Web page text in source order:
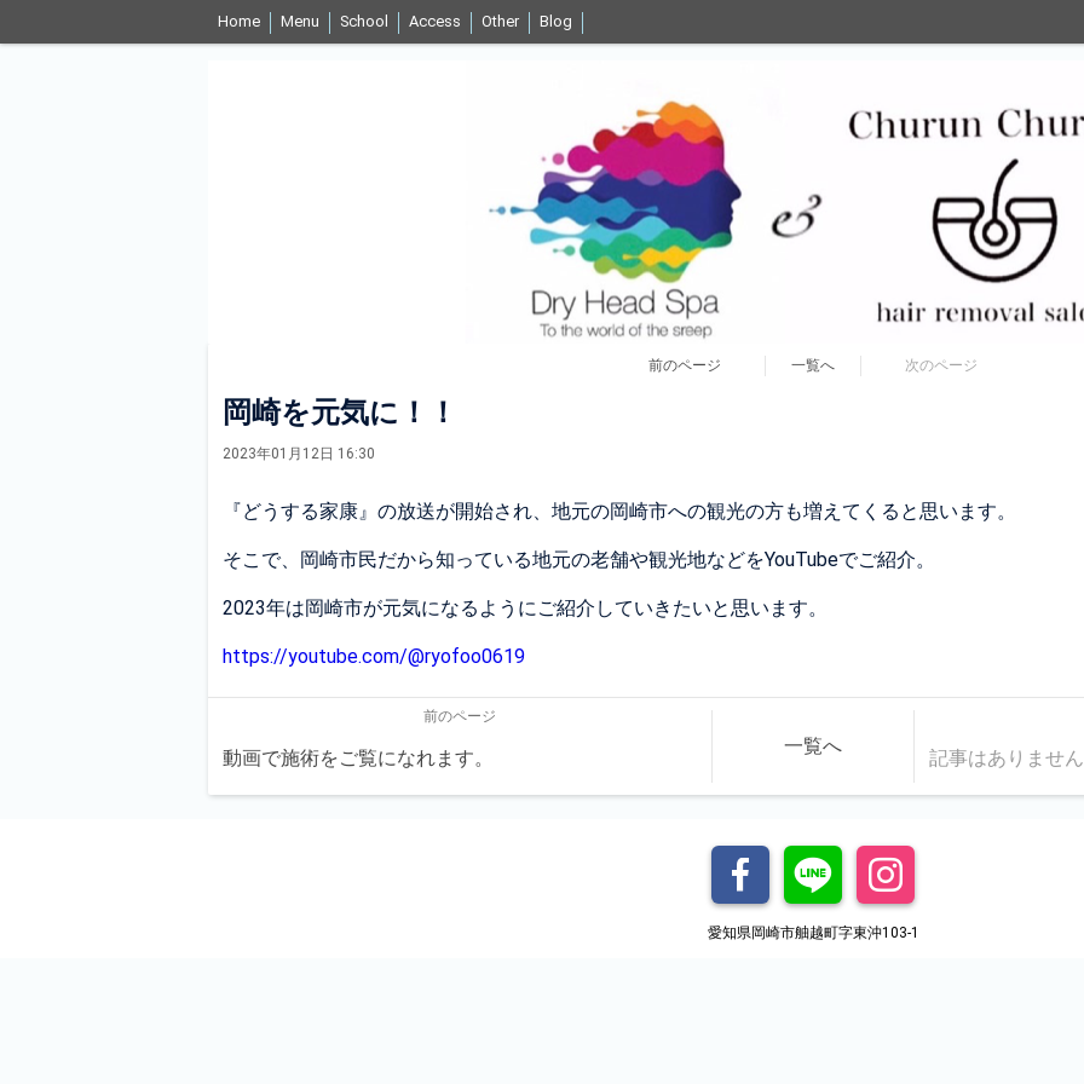
Home Menu School Access Other Blog
前のページ 一覧へ 次のページ
岡崎を元気に！！
2023年01月12日 16:30
『どうする家康』の放送が開始され、地元の岡崎市への観光の方も増えてくると思います。
そこで、岡崎市民だから知っている地元の老舗や観光地などをYouTubeでご紹介。
2023年は岡崎市が元気になるようにご紹介していきたいと思います。
https://youtube.com/@ryofoo0619
前のページ
動画で施術をご覧になれます。
一覧へ
記事はありません
愛知県岡崎市舳越町字東沖103-1